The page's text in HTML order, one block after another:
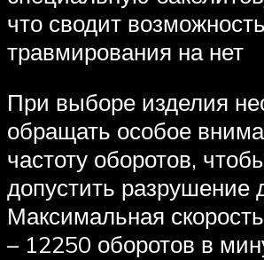
что сводит возможность
травмирования на нет
При выборе изделия
обращать особое
частоту оборотов,
допустить разрушение
Максимальная
– 12250 оборотов в